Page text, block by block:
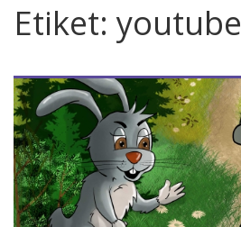
Etiket:youtube